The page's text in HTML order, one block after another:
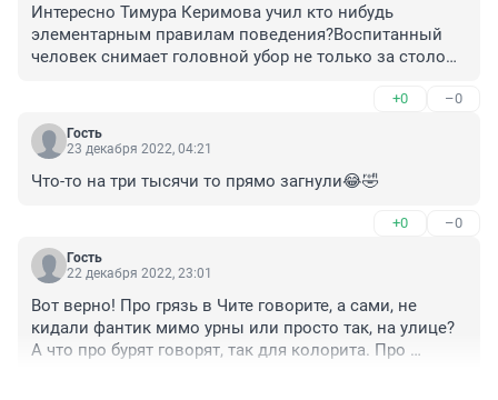
Интересно Тимура Керимова учил кто нибудь
элементарным правилам поведения?Воспитанный
человек снимает головной убор не только за столом,
мясо...Дома небось так не делает.
+0 –0
Гость
23 декабря 2022, 04:21
Что-то на три тысячи то прямо загнули😂🤣
+0 –0
Гость
22 декабря 2022, 23:01
Вот верно! Про грязь в Чите говорите, а сами, не
кидали фантик мимо урны или просто так, на улице?
А что про бурят говорят, так для колорита. Про